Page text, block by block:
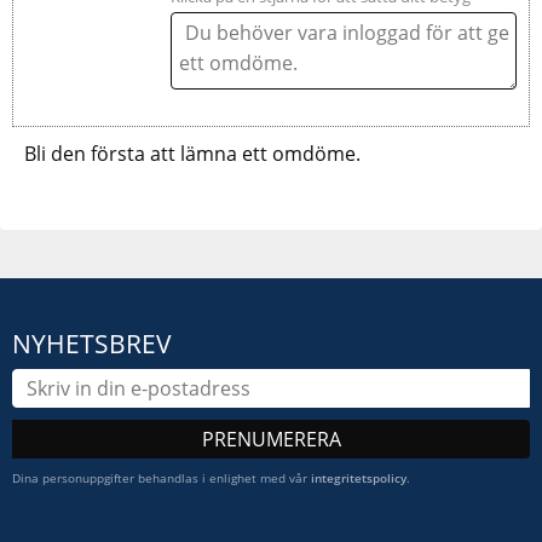
Bli den första att lämna ett omdöme.
NYHETSBREV
PRENUMERERA
Dina personuppgifter behandlas i enlighet med vår integritetspolicy.